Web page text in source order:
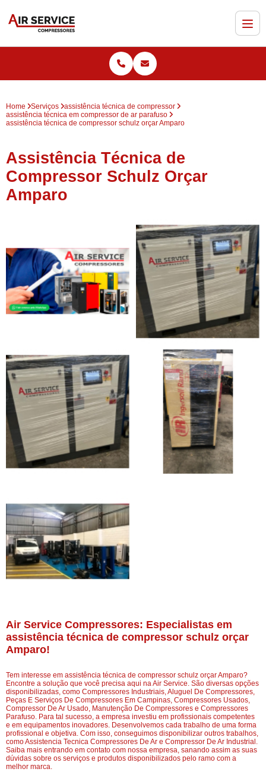
Home Serviços
assistência técnica de compressor
assistência técnica em compressor de ar parafuso
assistência técnica de compressor schulz orçar Amparo
Assistência Técnica de
Compressor Schulz Orçar
Amparo
Air Service Compressores: Especialistas em
assistência técnica de compressor schulz orçar
Amparo!
Tem interesse em assistência técnica de compressor schulz orçar Amparo?
Encontre a solução que você precisa aqui na Air Service. São diversas opções
disponibilizadas, como Compressores Industriais, Aluguel De Compressores,
Peças E Serviços De Compressores Em Campinas, Compressores Usados,
Compressor De Ar Usado, Manutenção De Compressores e Compressores
Parafuso. Para tal sucesso, a empresa investiu em profissionais competentes
e em equipamentos inovadores. Desenvolvemos cada trabalho de uma forma
profissional e objetiva. Com isso, conseguimos disponibilizar outros trabalhos,
como Assistencia Tecnica Compressores De Ar e Compressor De Ar Industrial.
Saiba mais entrando em contato com nossa empresa, sanando assim as suas
dúvidas sobre os serviços e produtos disponibilizados pelo ramo com a
melhor marca.